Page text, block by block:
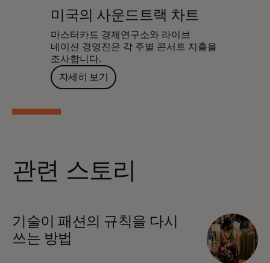
미국의 사운드트랙 차트
마스터카드 경제연구소와 라이브
네이션 경영진은 각 주별 콘서트 지출을
조사합니다.
자세히 보기
관련 스토리
기술이 패션의 규칙을 다시
쓰는 방법